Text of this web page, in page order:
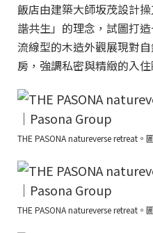
飯店由建築大師坂茂設計
諧共生」的理念，試圖打
流線型的木造外觀展現對
房，強調私密與精緻的入住
THE PASONA natureverse retreat
THE PASONA natureverse retreat